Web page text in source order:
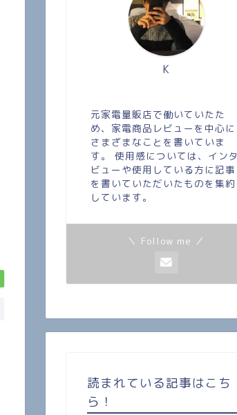
K
元家電量販店で働いていたた
め、家電商品レビューを中心に
さまざまなことを書いていま
す。 使用感については、インタ
ビューや使用している方に記事
を書いていただいたものを集約
しています。
＼ Follow me ／
読まれている記事はこち
ら！